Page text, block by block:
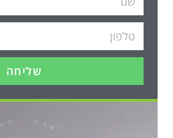
שליחה